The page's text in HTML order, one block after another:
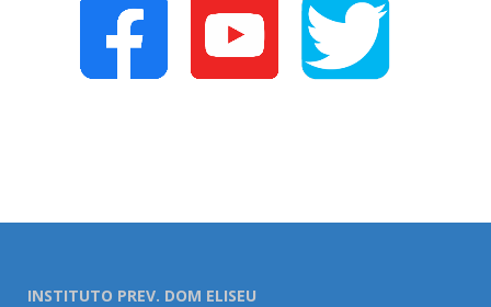
INSTITUTO PREV. DOM ELISEU